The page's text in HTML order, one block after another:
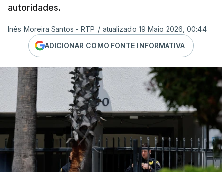
autoridades.
Inês Moreira Santos - RTP / atualizado 19 Maio 2026, 00:44
ADICIONAR COMO FONTE INFORMATIVA